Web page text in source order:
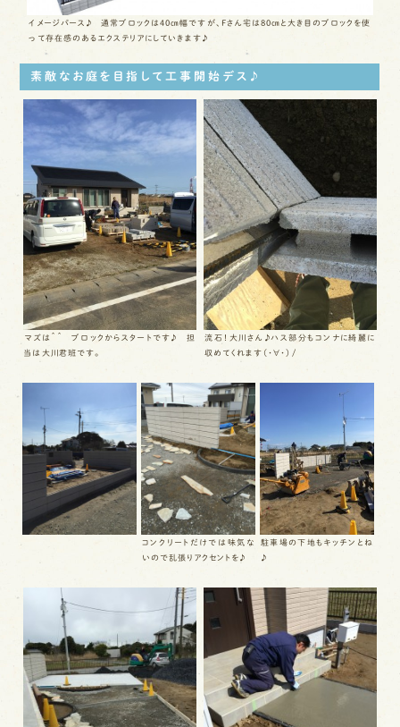
イメージパース♪ 通常ブロックは40㎝幅ですが、Fさん宅は80㎝と大き目のブロックを使
って存在感のあるエクステリアにしていきます♪
素敵なお庭を目指して工事開始デス♪
マズは＾＾ ブロックからスタートです♪ 担
当は大川君班です。
流石！大川さん♪ハス部分もコンナに綺麗に
収めてくれます（・∀・）/
コンクリートだけでは味気な
いので乱張りアクセントを♪
駐車場の下地もキッチンとね
♪